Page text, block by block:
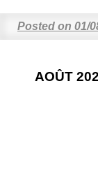
Posted on 01/
AOÛT